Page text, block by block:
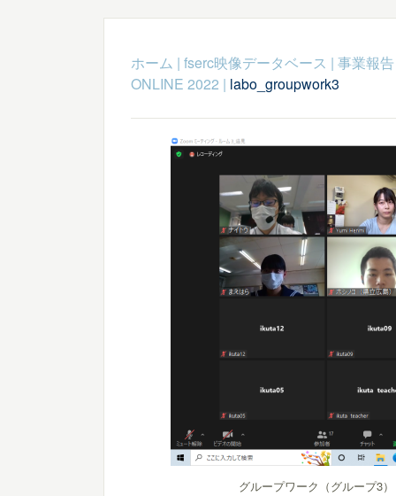
ホーム | fserc映像データベース | 事業報告
ONLINE 2022 | labo_groupwork3
グループワーク（グループ3）